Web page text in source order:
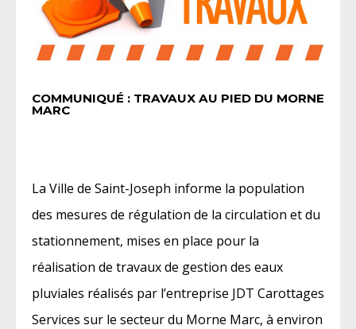
COMMUNIQUÉ : TRAVAUX AU PIED DU MORNE
MARC
La Ville de Saint-Joseph informe la population
des mesures de régulation de la circulation et du
stationnement, mises en place pour la
réalisation de travaux de gestion des eaux
pluviales réalisés par l’entreprise JDT Carottages
Services sur le secteur du Morne Marc, à environ